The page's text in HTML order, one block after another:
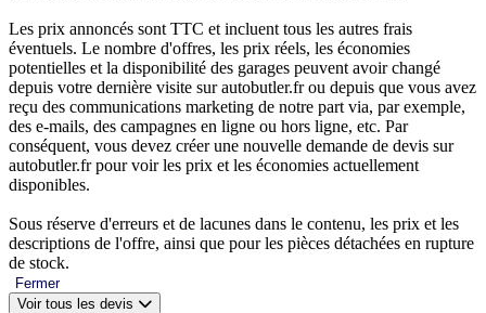
Les prix annoncés sont TTC et incluent tous les autres frais
éventuels. Le nombre d'offres, les prix réels, les économies
potentielles et la disponibilité des garages peuvent avoir changé
depuis votre dernière visite sur autobutler.fr ou depuis que vous avez
reçu des communications marketing de notre part via, par exemple,
des e-mails, des campagnes en ligne ou hors ligne, etc. Par
conséquent, vous devez créer une nouvelle demande de devis sur
autobutler.fr pour voir les prix et les économies actuellement
disponibles.
Sous réserve d'erreurs et de lacunes dans le contenu, les prix et les
descriptions de l'offre, ainsi que pour les pièces détachées en rupture
de stock.
Fermer
Voir tous les devis